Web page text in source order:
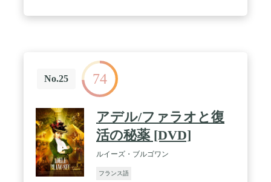
No.25 74
アデル/ファラオと復
活の秘薬 [DVD]
ルイーズ・ブルゴワン
フランス語